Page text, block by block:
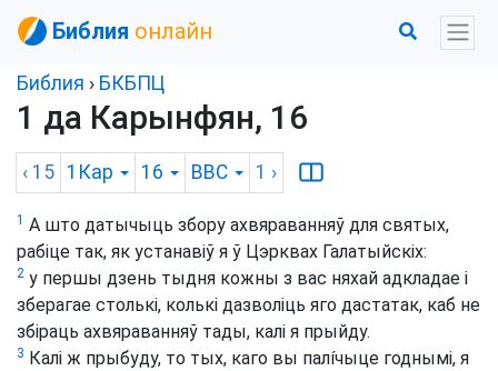
Библия онлайн
Библия › БКБПЦ
1 да Карынфян, 16
‹ 15 1Кар 16 BBC 1 ›
1 А што датычыць збору ахвяраванняў для святых,
рабіце так, як устанавіў я ў Цэрквах Галатыйскіх:
2 у першы дзень тыдня кожны з вас няхай адкладае і
зберагае столькі, колькі дазволіць яго дастатак, каб не
збіраць ахвяраванняў тады, калі я прыйду.
3 Калі ж прыбуду, то тых, каго вы палíчыце годнымі, я